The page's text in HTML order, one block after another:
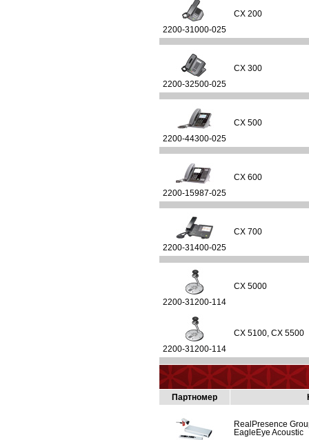
2200-31000-025
CX 200
2200-32500-025
CX 300
2200-44300-025
CX 500
2200-15987-025
CX 600
2200-31400-025
CX 700
2200-31200-114
CX 5000
2200-31200-114
CX 5100, CX 5500
Партномер
RealPresence
EagleEye Acoustic